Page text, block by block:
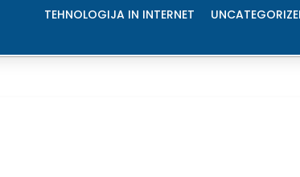
TEHNOLOGIJA IN INTERNET